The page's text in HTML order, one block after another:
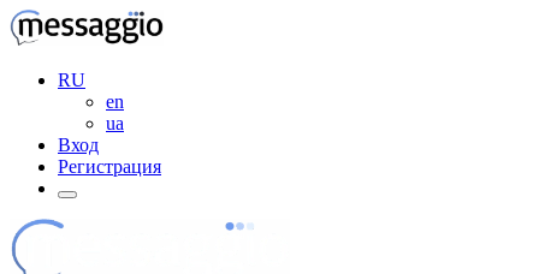
RU
en
ua
Вход
Регистрация